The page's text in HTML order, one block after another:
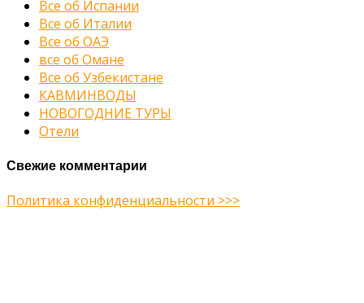
Все об Испании
Все об Италии
Все об ОАЭ
все об Омане
Все об Узбекистане
КАВМИНВОДЫ
НОВОГОДНИЕ ТУРЫ
Отели
Свежие комментарии
Политика конфиденциальности >>>